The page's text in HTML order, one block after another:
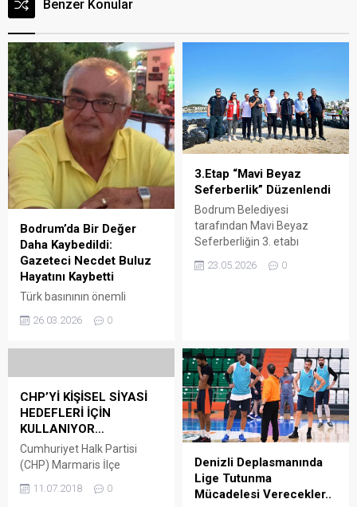
Benzer Konular
Bodrum’da Bir Değer
Daha Kaybedildi:
Gazeteci Necdet Buluz
Hayatını Kaybetti
Türk basınının önemli
isimlerinden, Necdet Buluz,
Bodrum’da yaşamını yitirdi.
üzüntü yarattı. Türkiye
Cumhuriyeti 9.
Cumhurbaşkanı Süleyman
Demirel’in basın
üstlenen Buluz, meslek
hayatı boyunca gazeteciliğe
önemli katkılar sundu. İki
26.03.2026 0
3.Etap “Mavi Beyaz
Seferberlik” Düzenlendi
Bodrum Belediyesi
tarafından Mavi Beyaz
Seferberliğin 3. etabı
Cumhuriyet mahallelerinde
çalışmaları, 22 Mayıs Cuma
günü gerçekleştirildi.
Konacık Mahallesi Arama
Kurtarma Yerleşkesinde
(BAK) yapılan bilgilendirme
toplantısının ardından
Çırkan ve Cumhuriyet
mahallelerinde...
23.05.2026 0
CHP’Yİ KİŞİSEL SİYASİ
HEDEFLERİ İÇİN
KULLANIYOR…
Cumhuriyet Halk Partisi
(CHP) Marmaris İlçe
Yönetim Kurulu’ndan istifa
eden 9’u asil,15 üye, basın
11.07.2018 0
Denizli Deplasmanında
Lige Tutunma
Mücadelesi Verecekler..